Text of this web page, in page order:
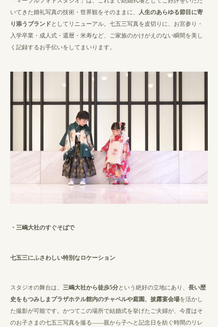
いてきた婚礼写真の技術・世界観をそのままに、 人生のあらゆる節目に寄
り添うブランド としてリニューアル。七五三写真を皮切りに、お宮参り・
入学卒業・成人式・還暦・米寿など、ご家族のかけがえのない瞬間を美し
く記録するお手伝いをしてまいります。
・三嶋大社のすぐそばで
七五三にふさわしい特別なロケーション
スタジオの舞台は、 三嶋大社から徒歩5分という絶好の立地にあり、 長い歴
史をもつみしまプラザホテル館内のチャペルや庭園、披露宴会場を活かし
た撮影が可能です。かつてこの場所で結婚式を挙げたご夫婦が、今度はそ
のお子さまの七五三写真を撮る——親から子へと記念日を紡ぐ時間のリレ